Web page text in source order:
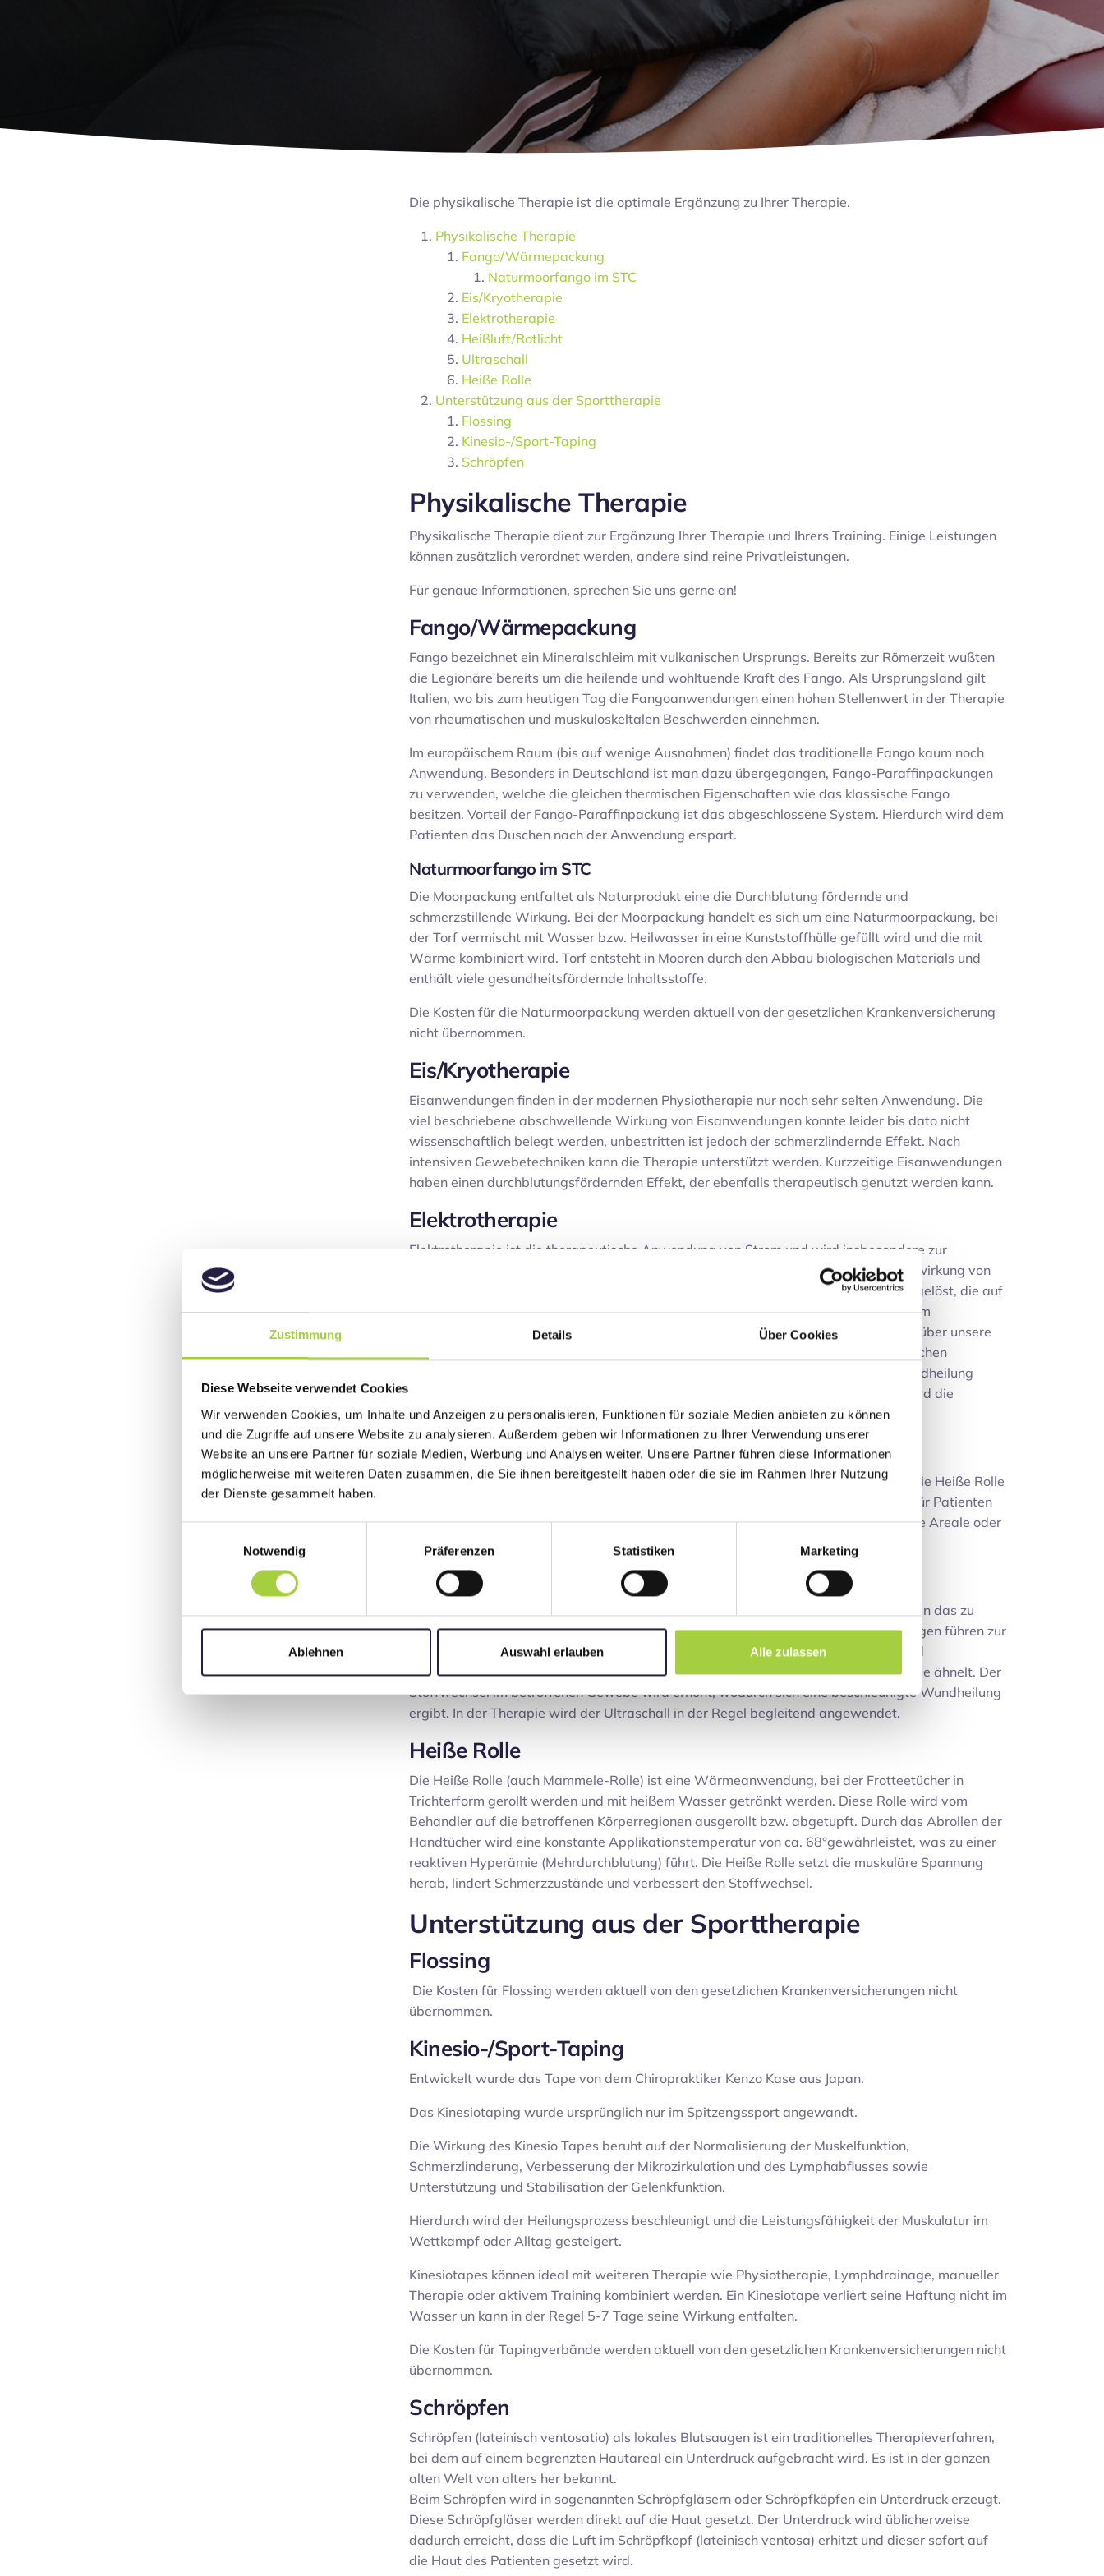
Zustimmung Details Über Cookies
Diese Webseite verwendet Cookies
Wir verwenden Cookies, um Inhalte und Anzeigen zu personalisieren, Funktionen für soziale Medien anbieten zu können
und die Zugriffe auf unsere Website zu analysieren. Außerdem geben wir Informationen zu Ihrer Verwendung unserer
Website an unsere Partner für soziale Medien, Werbung und Analysen weiter. Unsere Partner führen diese Informationen
möglicherweise mit weiteren Daten zusammen, die Sie ihnen bereitgestellt haben oder die sie im Rahmen Ihrer Nutzung
der Dienste gesammelt haben.
Notwendig
Präferenzen Statistiken Marketing
Ablehnen Auswahl erlauben Alle zulassen
Die physikalische Therapie ist die optimale Ergänzung zu Ihrer Therapie.
Physikalische Therapie
Fango/Wärmepackung
Naturmoorfango im STC
Eis/Kryotherapie
Elektrotherapie
Heißluft/Rotlicht
Ultraschall
Heiße Rolle
Unterstützung aus der Sporttherapie
Flossing
Kinesio-/Sport-Taping
Schröpfen
Physikalische Therapie
Physikalische Therapie dient zur Ergänzung Ihrer Therapie und Ihrers Training. Einige Leistungen
können zusätzlich verordnet werden, andere sind reine Privatleistungen.
Für genaue Informationen, sprechen Sie uns gerne an!
Fango/Wärmepackung
Fango bezeichnet ein Mineralschleim mit vulkanischen Ursprungs. Bereits zur Römerzeit wußten
die Legionäre bereits um die heilende und wohltuende Kraft des Fango. Als Ursprungsland gilt
Italien, wo bis zum heutigen Tag die Fangoanwendungen einen hohen Stellenwert in der Therapie
von rheumatischen und muskuloskeltalen Beschwerden einnehmen.
Im europäischem Raum (bis auf wenige Ausnahmen) findet das traditionelle Fango kaum noch
Anwendung. Besonders in Deutschland ist man dazu übergegangen, Fango-Paraffinpackungen
zu verwenden, welche die gleichen thermischen Eigenschaften wie das klassische Fango
besitzen. Vorteil der Fango-Paraffinpackung ist das abgeschlossene System. Hierdurch wird dem
Patienten das Duschen nach der Anwendung erspart.
Naturmoorfango im STC
Die Moorpackung entfaltet als Naturprodukt eine die Durchblutung fördernde und
schmerzstillende Wirkung. Bei der Moorpackung handelt es sich um eine Naturmoorpackung, bei
der Torf vermischt mit Wasser bzw. Heilwasser in eine Kunststoffhülle gefüllt wird und die mit
Wärme kombiniert wird. Torf entsteht in Mooren durch den Abbau biologischen Materials und
enthält viele gesundheitsfördernde Inhaltsstoffe.
Die Kosten für die Naturmoorpackung werden aktuell von der gesetzlichen Krankenversicherung
nicht übernommen.
Eis/Kryotherapie
Eisanwendungen finden in der modernen Physiotherapie nur noch sehr selten Anwendung. Die
viel beschriebene abschwellende Wirkung von Eisanwendungen konnte leider bis dato nicht
wissenschaftlich belegt werden, unbestritten ist jedoch der schmerzlindernde Effekt. Nach
intensiven Gewebetechniken kann die Therapie unterstützt werden. Kurzzeitige Eisanwendungen
haben einen durchblutungsfördernden Effekt, der ebenfalls therapeutisch genutzt werden kann.
Elektrotherapie
Elektrotherapie ist die therapeutische Anwendung von Strom und wird insbesondere zur
Behandlung von Schmerzzuständen und Muskelatrophien verwendet. Durch die Einwirkung von
elektrischen Impulsen werden im Körper chemische und physikalische Prozesse ausgelöst, die auf
unterschiedlichste Art und Weise therapeutisch genutzt werden können. Jede Zelle im
menschlichem Körper wird über einen elektrischen Impuls gesteuert; dieser gelangt über unsere
Nerven zur Zelle und löst dort die gewünschte Reaktion aus. Mittels der therapeutischen
Elektrotherapie können Schmerzzustände gelindert, die Trophik verbessert, die Wundheilung
beschleunigt und die Muskulatur stimuliert oder gehemmt werden. Ihr Therapeut wird die
geeigneten Anwendungen mit ihnen besprechen.
Heißluft/Rotlicht
Die Heißluftbehandlung ist eine Wärmeanwendung, mit ähnlichen Wirkungen wie die Heiße Rolle
oder Fangopackungen, belastet jedoch den Kreislauf nur wenig und ist somit auch für Patienten
mit dementsprechenden Beschwerden geeignet. Mittels Infrarotlicht können einzelne Areale oder
ganze Körperabschnitte erwärmt und somit nach- bzw. vorbehandelt werden.
Ultraschall
Der therapeutische Ultraschall (auch Phonophrese), wird mittels eines Schallkopfes in das zu
behandelnde Gewebe eingebracht. Die durch den Ultraschall erzeugten Schwingungen führen zur
Erwärmung der Gewebe. Weiterhin hat der Ultraschall durch die Kompressions- und
Expansionsbewegungen einen mechanischen Effekt, der einer Bindegewebsmassage ähnelt. Der
Stoffwechsel im betroffenen Gewebe wird erhöht, wodurch sich eine beschleunigte Wundheilung
ergibt. In der Therapie wird der Ultraschall in der Regel begleitend angewendet.
Heiße Rolle
Die Heiße Rolle (auch Mammele-Rolle) ist eine Wärmeanwendung, bei der Frotteetücher in
Trichterform gerollt werden und mit heißem Wasser getränkt werden. Diese Rolle wird vom
Behandler auf die betroffenen Körperregionen ausgerollt bzw. abgetupft. Durch das Abrollen der
Handtücher wird eine konstante Applikationstemperatur von ca. 68°gewährleistet, was zu einer
reaktiven Hyperämie (Mehrdurchblutung) führt. Die Heiße Rolle setzt die muskuläre Spannung
herab, lindert Schmerzzustände und verbessert den Stoffwechsel.
Unterstützung aus der Sporttherapie
Flossing
Die Kosten für Flossing werden aktuell von den gesetzlichen Krankenversicherungen nicht
übernommen.
Kinesio-/Sport-Taping
Entwickelt wurde das Tape von dem Chiropraktiker Kenzo Kase aus Japan.
Das Kinesiotaping wurde ursprünglich nur im Spitzengssport angewandt.
Die Wirkung des Kinesio Tapes beruht auf der Normalisierung der Muskelfunktion,
Schmerzlinderung, Verbesserung der Mikrozirkulation und des Lymphabflusses sowie
Unterstützung und Stabilisation der Gelenkfunktion.
Hierdurch wird der Heilungsprozess beschleunigt und die Leistungsfähigkeit der Muskulatur im
Wettkampf oder Alltag gesteigert.
Kinesiotapes können ideal mit weiteren Therapie wie Physiotherapie, Lymphdrainage, manueller
Therapie oder aktivem Training kombiniert werden. Ein Kinesiotape verliert seine Haftung nicht im
Wasser un kann in der Regel 5-7 Tage seine Wirkung entfalten.
Die Kosten für Tapingverbände werden aktuell von den gesetzlichen Krankenversicherungen nicht
übernommen.
Schröpfen
Schröpfen (lateinisch ventosatio) als lokales Blutsaugen ist ein traditionelles Therapieverfahren,
bei dem auf einem begrenzten Hautareal ein Unterdruck aufgebracht wird. Es ist in der ganzen
alten Welt von alters her bekannt.
Beim Schröpfen wird in sogenannten Schröpfgläsern oder Schröpfköpfen ein Unterdruck erzeugt.
Diese Schröpfgläser werden direkt auf die Haut gesetzt. Der Unterdruck wird üblicherweise
dadurch erreicht, dass die Luft im Schröpfkopf (lateinisch ventosa) erhitzt und dieser sofort auf
die Haut des Patienten gesetzt wird.